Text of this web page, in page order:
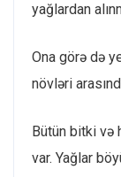
yağlardan
Ona görə də
növləri
Bütün bitki və
var. Yağlar